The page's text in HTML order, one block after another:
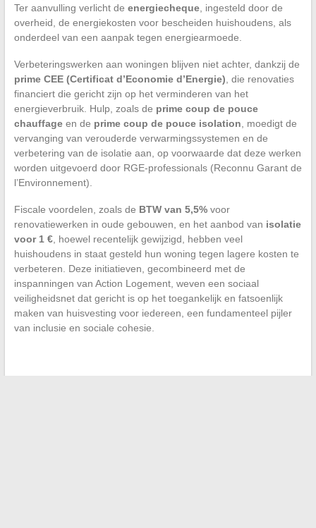
Ter aanvulling verlicht de energiecheque, ingesteld door de
overheid, de energiekosten voor bescheiden huishoudens, als
onderdeel van een aanpak tegen energiearmoede.
Verbeteringswerken aan woningen blijven niet achter, dankzij de
prime CEE (Certificat d’Economie d’Energie), die renovaties
financiert die gericht zijn op het verminderen van het
energieverbruik. Hulp, zoals de prime coup de pouce
chauffageen de prime coup de pouce isolation, moedigt de
vervanging van verouderde verwarmingssystemen en de
verbetering van de isolatie aan, op voorwaarde dat deze werken
worden uitgevoerd door RGE-professionals (Reconnu Garant de
l’Environnement).
Fiscale voordelen, zoals de BTW van 5,5%voor
renovatiewerken in oude gebouwen, en het aanbod van isolatie
voor 1 €, hoewel recentelijk gewijzigd, hebben veel
huishoudens in staat gesteld hun woning tegen lagere kosten te
verbeteren. Deze initiatieven, gecombineerd met de
inspanningen van Action Logement, weven een sociaal
veiligheidsnet dat gericht is op het toegankelijk en fatsoenlijk
maken van huisvesting voor iedereen, een fundamenteel pijler
van inclusie en sociale cohesie.